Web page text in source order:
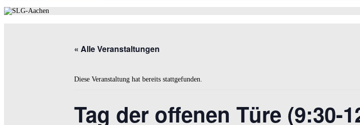
« Alle Veranstaltungen
Diese Veranstaltung hat bereits stattgefunden.
Tag der offenen Türe (9:30-